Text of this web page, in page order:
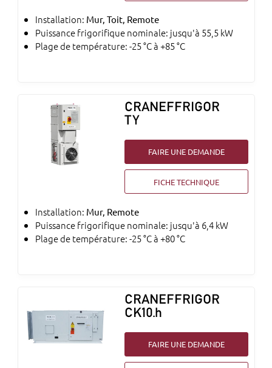
Installation: Mur, Toit, Remote
Puissance frigorifique nominale: jusqu'à 55,5 kW
Plage de température: -25 °C à +85 °C
CRANEFFRIGOR
TY
FAIRE UNE DEMANDE
FICHE TECHNIQUE
Installation: Mur, Remote
Puissance frigorifique nominale: jusqu'à 6,4 kW
Plage de température: -25 °C à +80 °C
CRANEFFRIGOR
CK10.h
FAIRE UNE DEMANDE